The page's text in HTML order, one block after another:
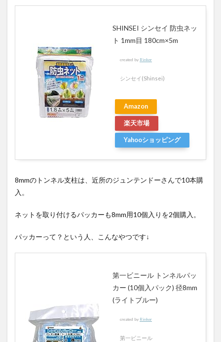
SHINSEI シンセイ 防虫ネッ
ト 1mm目 180cm×5m
created by Rinker
シンセイ(Shinsei)
Amazon
楽天市場
Yahooショッピング
8mmのトンネル支柱は、近所のジュンテンドーさんで10本購
入。
ネットを取り付けるパッカーも8mm用10個入りを2個購入。
パッカーって？という人、こんなやつです↓
第一ビニール トンネルパッ
カー (10個入パック) 径8mm
(ライトブルー)
created by Rinker
第一ビニール